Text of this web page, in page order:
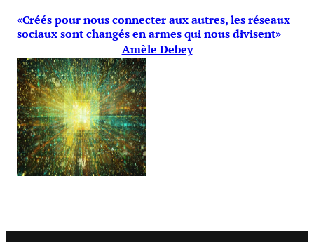
«Créés pour nous connecter aux autres, les réseaux
sociaux sont changés en armes qui nous divisent»
Amèle Debey